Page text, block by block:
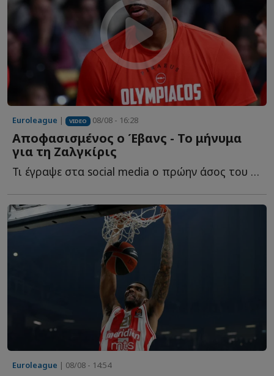
Euroleague | VIDEO 08/08 - 16:28
Αποφασισμένος ο Έβανς - Το μήνυμα
για τη Ζαλγκίρις
Τι έγραψε στα social media o πρώην άσος του Ο...
Euroleague | 08/08 - 14:54